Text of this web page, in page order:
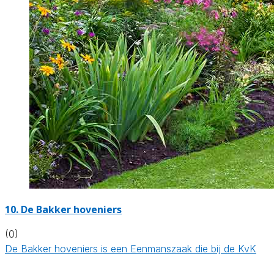
10. De Bakker hoveniers
(0)
De Bakker hoveniers is een Eenmanszaak die bij de KvK